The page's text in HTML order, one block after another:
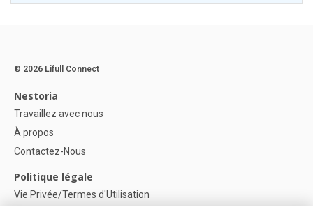
© 2026 Lifull Connect
Nestoria
Travaillez avec nous
À propos
Contactez-Nous
Politique légale
Vie Privée/Termes d'Utilisation